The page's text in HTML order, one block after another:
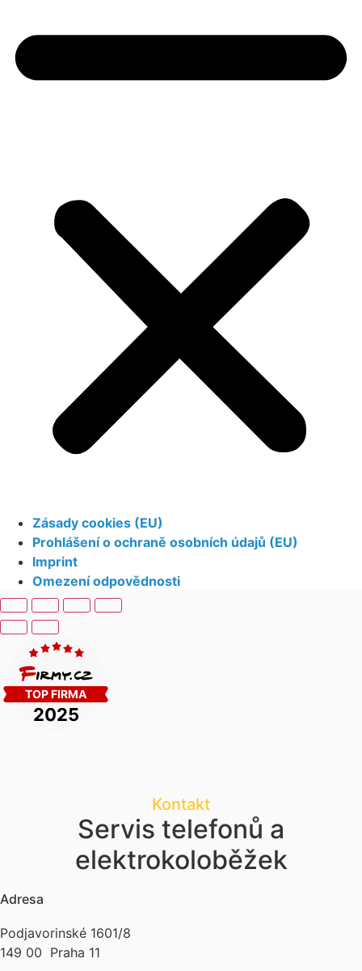
Zásady cookies (EU)
Prohlášení o ochraně osobních údajů (EU)
Imprint
Omezení odpovědnosti
Kontakt
Servis telefonů a
elektrokoloběžek
Adresa
Podjavorinské 1601/8
149 00 Praha 11